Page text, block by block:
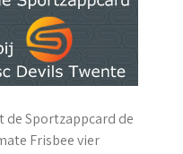
de Sportzappcard de
Frisbee vier